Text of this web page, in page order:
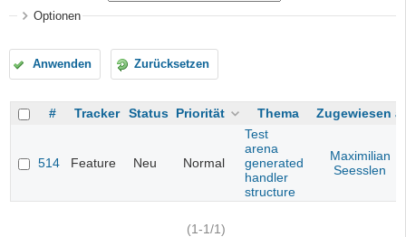
Optionen
Anwenden Zurücksetzen
# Tracker Status Priorität Thema Zugewiesen
514 Feature Neu Normal
Test
arena
generated
handler
structure
Maximilian
Seesslen
(1-1/1)